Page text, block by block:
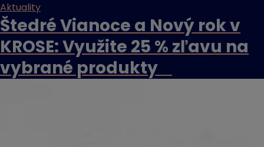
Aktuality
Štedré Vianoce a Nový rok v
KROSE: Využite 25 % zľavu na
vybrané produkty